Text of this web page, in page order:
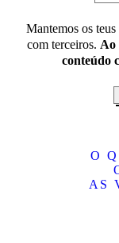
Mantemos os
com terceiros. Ao
conteúdo
O
AS